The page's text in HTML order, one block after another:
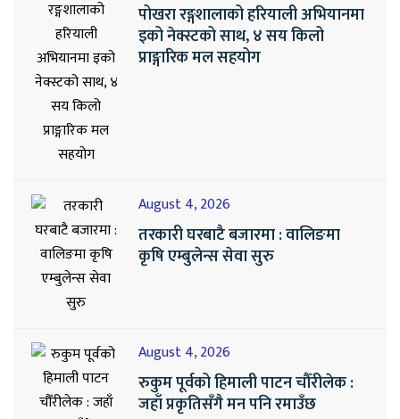
पोखरा रङ्गशालाको हरियाली अभियानमा
इको नेक्स्टको साथ, ४ सय किलो
प्राङ्गारिक मल सहयोग
August 4, 2026
तरकारी घरबाटै बजारमा : वालिङमा
कृषि एम्बुलेन्स सेवा सुरु
August 4, 2026
रुकुम पूर्वको हिमाली पाटन चौँरीलेक :
जहाँ प्रकृतिसँगै मन पनि रमाउँछ